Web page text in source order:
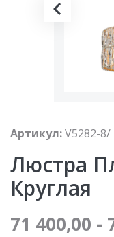
Артикул:V5282-8/
Люстра
Круглая
71 400,00 -